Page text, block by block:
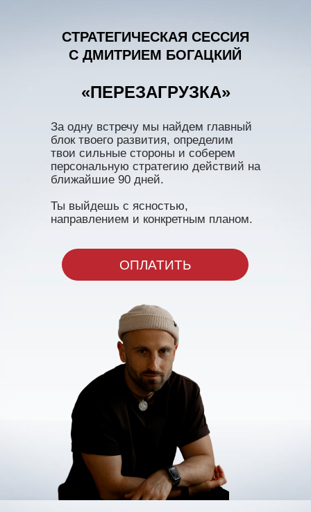
«ПЕРЕЗАГРУЗКА»
СТРАТЕГИЧЕСКАЯ СЕССИЯ
С ДМИТРИЕМ БОГАЦКИЙ
За одну встречу мы найдем главный
блок твоего развития, определим
твои сильные стороны и соберем
персональную стратегию действий на
ближайшие 90 дней.
Ты выйдешь с ясностью,
направлением и конкретным планом.
ОПЛАТИТЬ